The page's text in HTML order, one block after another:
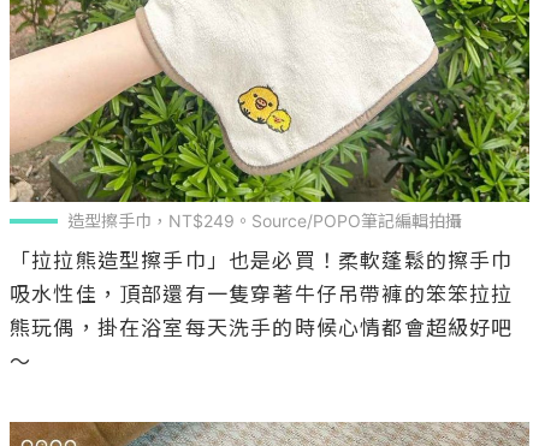
造型擦手巾，NT$249。Source/POPO筆記編輯拍攝
「拉拉熊造型擦手巾」也是必買！柔軟蓬鬆的擦手巾
吸水性佳，頂部還有一隻穿著牛仔吊帶褲的笨笨拉拉
熊玩偶，掛在浴室每天洗手的時候心情都會超級好吧
～